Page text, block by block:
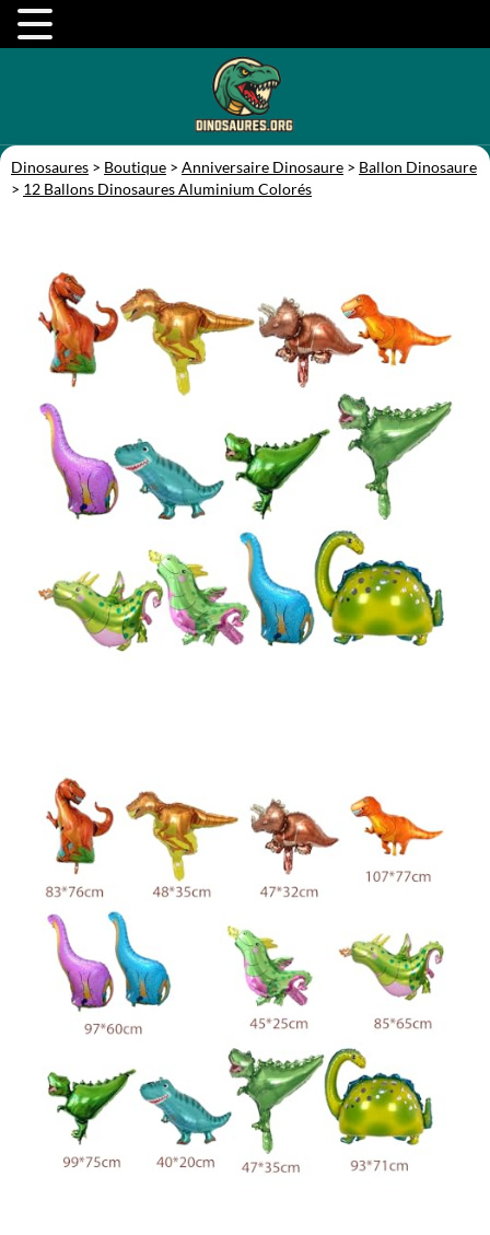
Dinosaures > Boutique > Anniversaire Dinosaure > Ballon Dinosaure
> 12 Ballons Dinosaures Aluminium Colorés